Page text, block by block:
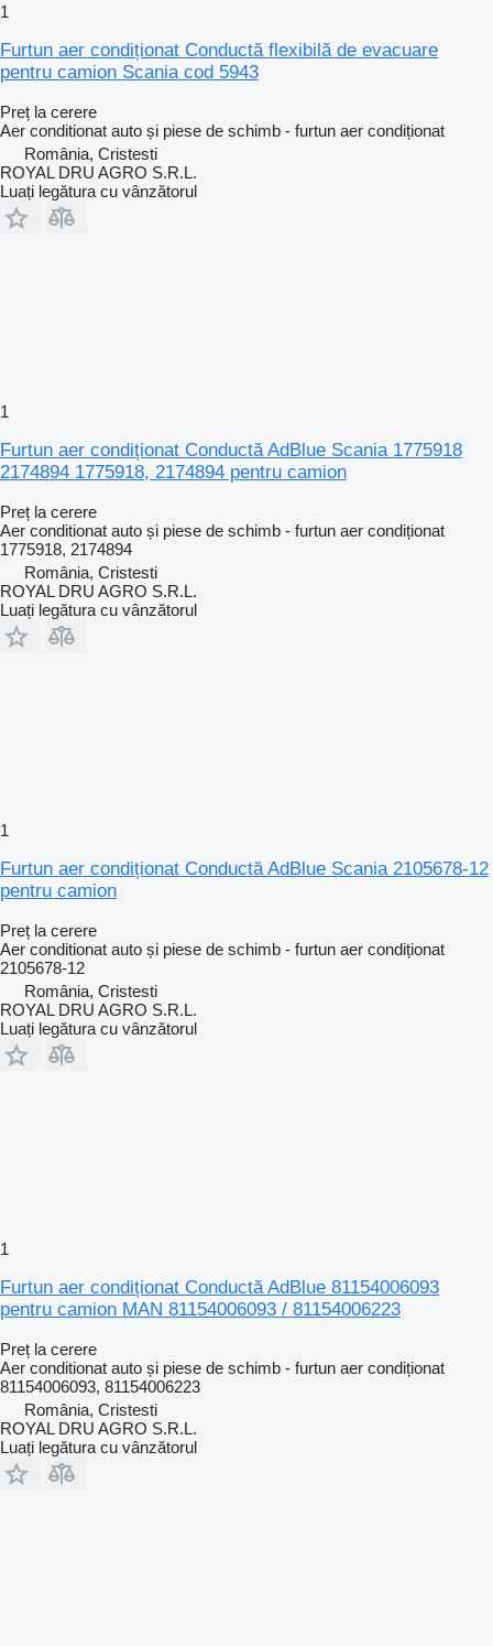
1
Furtun aer condiționat Conductă flexibilă de evacuare
pentru camion Scania cod 5943
Preț la cerere
Aer conditionat auto și piese de schimb - furtun aer condiționat
România, Cristesti
ROYAL DRU AGRO S.R.L.
Luați legătura cu vânzătorul
1
Furtun aer condiționat Conductă AdBlue Scania 1775918
2174894 1775918, 2174894 pentru camion
Preț la cerere
Aer conditionat auto și piese de schimb - furtun aer condiționat
1775918, 2174894
România, Cristesti
ROYAL DRU AGRO S.R.L.
Luați legătura cu vânzătorul
1
Furtun aer condiționat Conductă AdBlue Scania 2105678-12
pentru camion
Preț la cerere
Aer conditionat auto și piese de schimb - furtun aer condiționat
2105678-12
România, Cristesti
ROYAL DRU AGRO S.R.L.
Luați legătura cu vânzătorul
1
Furtun aer condiționat Conductă AdBlue 81154006093
pentru camion MAN 81154006093 / 81154006223
Preț la cerere
Aer conditionat auto și piese de schimb - furtun aer condiționat
81154006093, 81154006223
România, Cristesti
ROYAL DRU AGRO S.R.L.
Luați legătura cu vânzătorul